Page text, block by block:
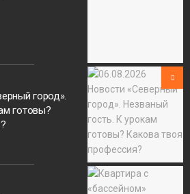
город».
готовы?